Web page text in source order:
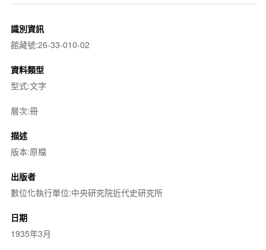
識別資訊
館藏號:26-33-010-02
資料類型
型式:文字
層次:冊
描述
版本:原檔
出版者
數位化執行單位:中央研究院近代史研究所
日期
1935年3月